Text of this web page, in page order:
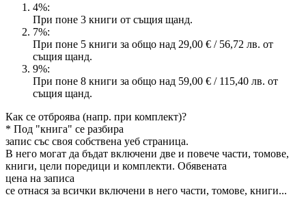
4%:
При поне 3 книги от същия щанд.
7%:
При поне 5 книги за общо над 29,00 € / 56,72 лв. от
същия щанд.
9%:
При поне 8 книги за общо над 59,00 € / 115,40 лв. от
същия щанд.
Как се отброява (напр. при комплект)?
* Под "книга" се разбира
запис със своя собствена уеб страница.
В него могат да бъдат включени две и повече части, томове,
книги, цели поредици и комплекти. Обявената
цена на записа
се отнася за всички включени в него части, томове, книги...